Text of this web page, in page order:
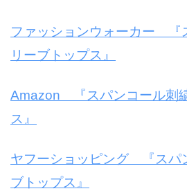
ファッションウォーカー 『
リーブトップス』
Amazon 『スパンコール刺
ス』
ヤフーショッピング 『スパ
ブトップス』